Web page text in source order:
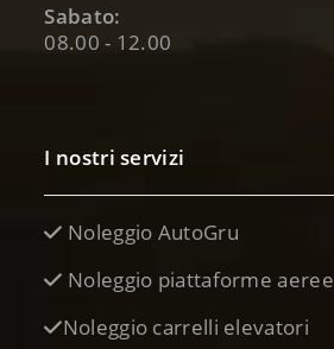
Sabato:
08.00 - 12.00
I nostri servizi
Noleggio AutoGru
Noleggio piattaforme aeree
Noleggio carrelli elevatori